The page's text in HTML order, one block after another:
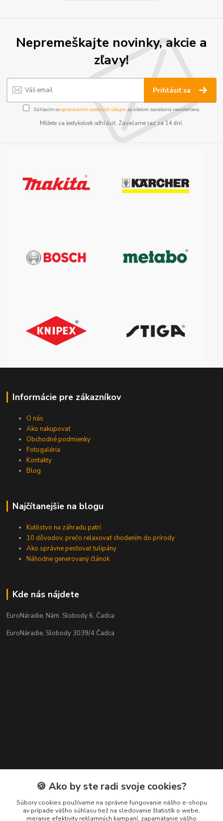
Nepremeškajte novinky, akcie a
zľavy!
Prihlásiť sa
Súhlasím sospracovaním osobných údajov za účelom zasielania newslettera.
Môžete sa kedykoľvek odhlásiť. Zasielame raz za 14 dní.
Informácie pre zákazníkov
O nás
Ako nakupovať
Obchodné podmienky
Fotogaléria
Kontakty
Blog
Najčítanejšie na blogu
Kutilstvo na záhradu patrí
10 dôvodov, prečo relaxovať chodením do prírody
Ako správne pestovať tulipány
Náhodne generovaný článok
Kde nás nájdete
EuroNáradie, Nám. Slobody 6, Čadca
EuroNáradie, Slobody 3039/4 Čadca
Kontakty
Zákaznícka podpora EuroNáradie
+421 911 629 846
🍪 Ako by ste radi svoje cookies?
Súbory cookies používame na správne fungovanie nášho e-shopu
av prípade vášho súhlasu tiež na sledovanie štatistík o webe,
meranie efektivity reklamných kampaní, zapamätanie vášho